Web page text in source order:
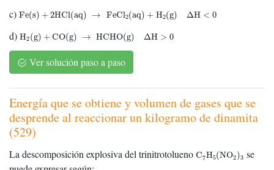
c) Fe(s) + 2HCl(aq) → FeCl2(aq) + H2(g) ΔH < 0
Fe(s)+ 2 HCl(aq) → FeCl2(aq) +H2( ) ΔH <0
d) H2(g) +CO(g) → HCHO(g) ΔH > 0
H (g) CO(g) → HCHO(g)ΔH
Ver solución paso a paso
Energía que se obtiene y volumen de gases que se
desprende al reaccionar un kilogramo de dinamita
(529)
La descomposición explosiva del trinitrotolueno C7H5(NO2)3
C H 5(NO 2)
se